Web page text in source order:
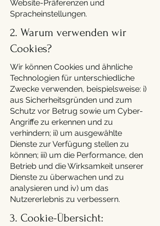
Website-Präferenzen und
Spracheinstellungen.
2. Warum verwenden wir
Cookies?
Wir können Cookies und ähnliche
Technologien für unterschiedliche
Zwecke verwenden, beispielsweise: i)
aus Sicherheitsgründen und zum
Schutz vor Betrug sowie um Cyber-
Angriffe zu erkennen und zu
verhindern; ii) um ausgewählte
Dienste zur Verfügung stellen zu
können; iii) um die Performance, den
Betrieb und die Wirksamkeit unserer
Dienste zu überwachen und zu
analysieren und iv) um das
Nutzererlebnis zu verbessern.
3. Cookie-Übersicht: